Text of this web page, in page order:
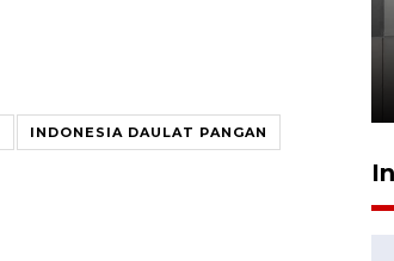
INDONESIA DAULAT PANGAN